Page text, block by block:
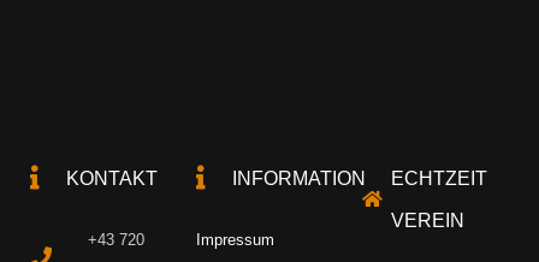
KONTAKT
+43 720
INFORMATION
Impressum
ECHTZEIT
VEREIN